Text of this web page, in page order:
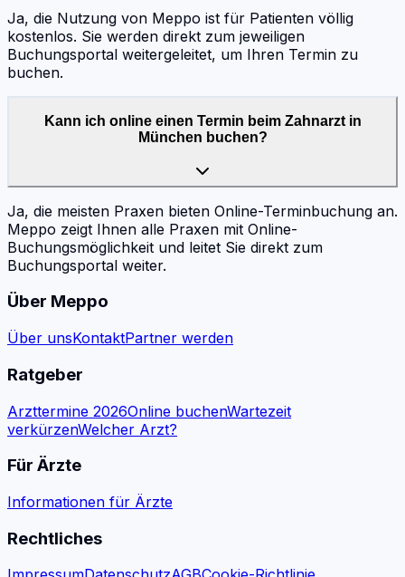
Ja, die Nutzung von Meppo ist für Patienten völlig
kostenlos. Sie werden direkt zum jeweiligen
Buchungsportal weitergeleitet, um Ihren Termin zu
buchen.
Kann ich online einen Termin beim Zahnarzt in
München buchen?
Ja, die meisten Praxen bieten Online-Terminbuchung an.
Meppo zeigt Ihnen alle Praxen mit Online-
Buchungsmöglichkeit und leitet Sie direkt zum
Buchungsportal weiter.
Über Meppo
Über unsKontaktPartner werden
Ratgeber
Arzttermine 2026Online buchenWartezeit
verkürzenWelcher Arzt?
Für Ärzte
Informationen für Ärzte
Rechtliches